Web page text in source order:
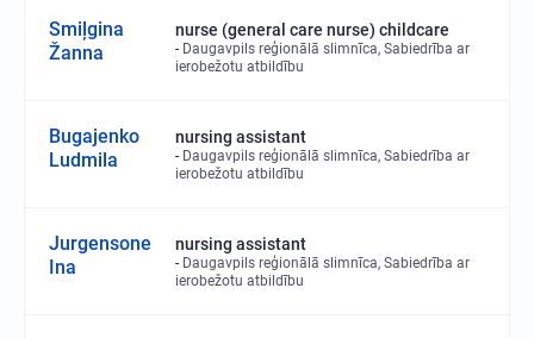
Smiļgina
Žanna
nurse (general care nurse) childcare
Daugavpils reģionālā slimnīca, Sabiedrība ar
ierobežotu atbildību
Bugajenko
Ludmila
nursing assistant
Daugavpils reģionālā slimnīca, Sabiedrība ar
ierobežotu atbildību
Jurgensone
Ina
nursing assistant
Daugavpils reģionālā slimnīca, Sabiedrība ar
ierobežotu atbildību